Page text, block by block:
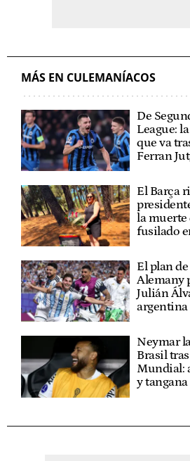
MÁS EN CULEMANÍACOS
De
League:
que va
Ferran
El Barça
la muerte
fusilado
El plan
Alemany
Julián
argentina
Neymar
Brasil
Mundial:
y